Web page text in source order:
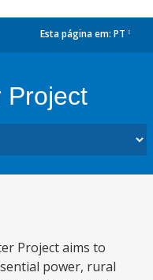
Esta página em: PT
Project
Project aims to
power, rural